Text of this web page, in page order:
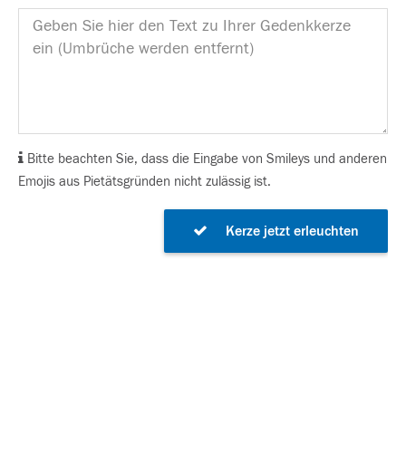
Bitte beachten Sie, dass die Eingabe von Smileys und anderen
Emojis aus Pietätsgründen nicht zulässig ist.
Kerze jetzt erleuchten